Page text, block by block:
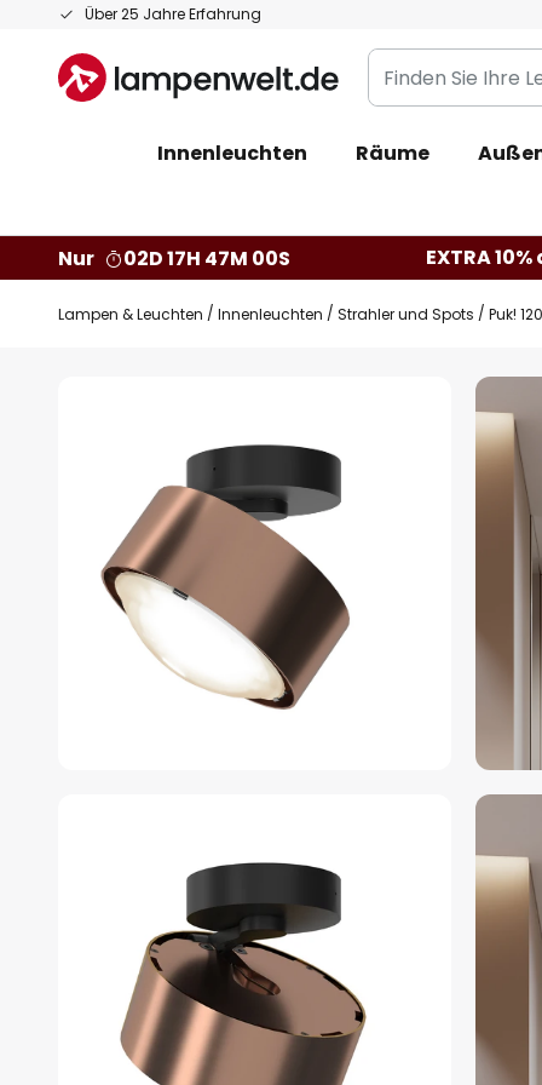
Über 25 Jahre Erfahrung
Zum
springen
Finden
Sie
Leuchte...
Innenleuchten Räume
Nur
02D 17H 46M 59S EXTRA
Lampen & Leuchten Innenleuchten Strahler und Spots Puk!
springen